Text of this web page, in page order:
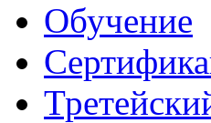
Обучение